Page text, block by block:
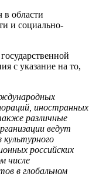
в области
и социально-
с указание на то,
иностранных
различные
ведут
российских
числе
в глобальном